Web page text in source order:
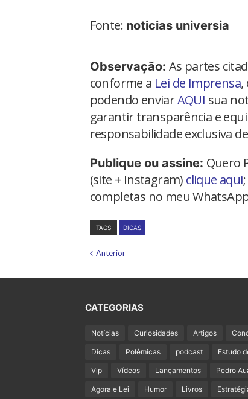
Fonte:noticias universia
Observação: As partes
conforme a Lei de Imprensa,
podendo enviarAQUI sua
garantir transparência e
responsabilidade exclusiva
Publique ou assine: Quero
(site + Instagram) clique aqui
completas no meu
TAGS DICAS
Anterior
CATEGORIAS
Notícias Curiosidades Artigos
Dicas Polêmicas podcast Estudo
Vip Vídeos Lançamentos Pedro
Agora e Lei Humor Livros